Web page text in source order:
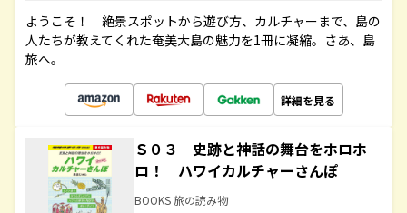
ようこそ！ 絶景スポットから遊び方、カルチャーまで、島の
人たちが教えてくれた奄美大島の魅力を1冊に凝縮。さあ、島
旅へ。
詳細を見る
Ｓ０３ 史跡と神話の舞台をホロホ
ロ！ ハワイカルチャーさんぽ
BOOKS 旅の読み物